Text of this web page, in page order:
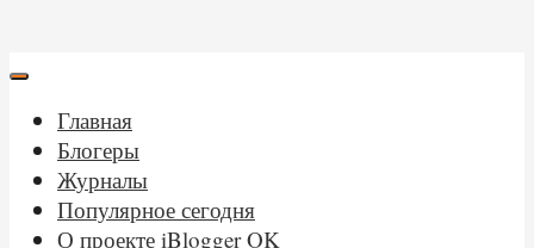
Главная
Блогеры
Журналы
Популярное сегодня
О проекте iBlogger OK